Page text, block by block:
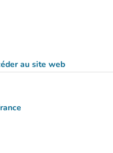
au site web
(nouvel onglet)
Maps)